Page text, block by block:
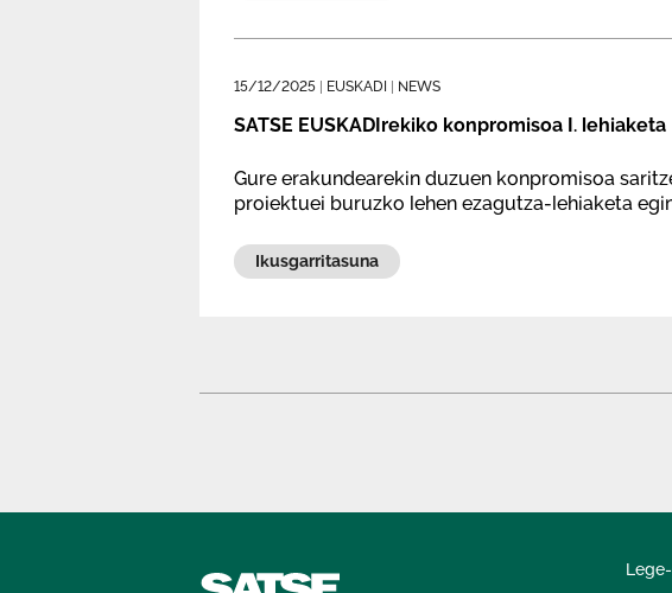
15/12/2025 EUSKADI NEWS
​​​​​​SATSE EUSKADIrekiko konpromisoa I. lehiaketa
Gure erakundearekin duzuen konpromisoa
proiektuei buruzko lehen ezagutza-lehiaketa
Ikusgarritasuna